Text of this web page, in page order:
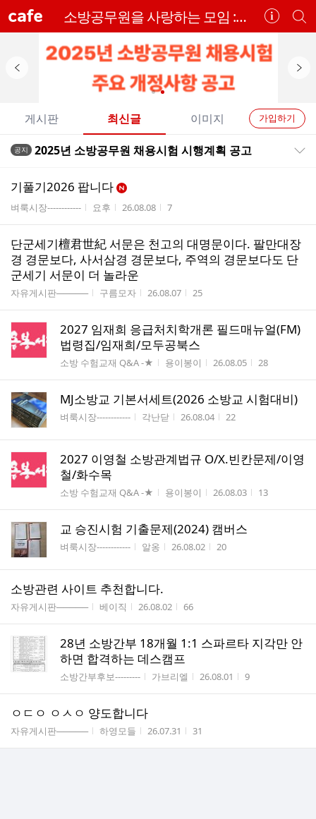
cafe 소방공무원을 사랑하는 모임 :D [소사모]
카
페
정
보
개
별
페
검
배
배
너
카
페
메
뉴
가입하기
게시판 최신글 이미지
전
글
트
공지 2025년 소방공무원 채용시험 시행계획 공고
기풀기2026 팝니다
게시판명
벼룩시장------------ 작성자
요후 작성시간
26.08.08 조회수
7
단군세기檀君世紀 서문은 천고의 대명문이다. 팔만대장
경 경문보다, 사서삼경 경문보다, 주역의 경문보다도 단
군세기 서문이 더 놀라운
게시판명
자유게시판───── 작성자
구름모자 작성시간
26.08.07 조회수
25
2027 임재희 응급처치학개론 필드매뉴얼(FM)
법령집/임재희/모두공북스
게시판명
소방 수험교재 Q&A -★ 작성자
용이봉이 작성시간
26.08.05 조회수
28
MJ소방교 기본서세트(2026 소방교 시험대비)
게시판명
벼룩시장------------ 작성자
각난닫 작성시간
26.08.04 조회수
22
2027 이영철 소방관계법규 O/X.빈칸문제/이영
철/화수목
게시판명
소방 수험교재 Q&A -★ 작성자
용이봉이 작성시간
26.08.03 조회수
13
교 승진시험 기출문제(2024) 캠버스
게시판명
벼룩시장------------ 작성자
알옹 작성시간
26.08.02 조회수
20
소방관련 사이트 추천합니다.
게시판명
자유게시판───── 작성자
베이직 작성시간
26.08.02 조회수
66
28년 소방간부 18개월 1:1 스파르타 지각만 안
하면 합격하는 데스캠프
게시판명
소방간부후보--------- 작성자
가브리엘 작성시간
26.08.01 조회수
9
ㅇㄷㅇ ㅇㅅㅇ 양도합니다
게시판명
자유게시판───── 작성자
하영모들 작성시간
26.07.31 조회수
31